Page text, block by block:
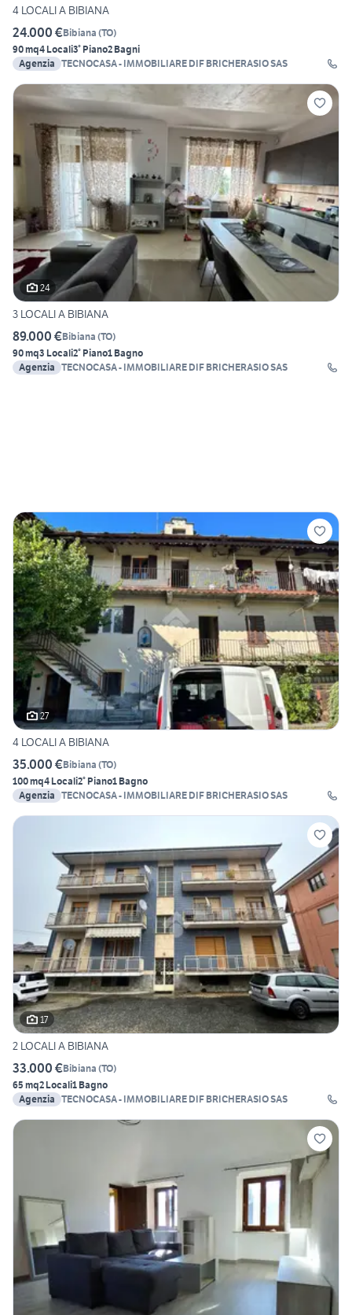
4 LOCALI A BIBIANA
24.000 €Bibiana (TO)
90 mq4 Locali3° Piano2 Bagni
Agenzia TECNOCASA - IMMOBILIARE DIF BRICHERASIO SAS
24
3 LOCALI A BIBIANA
89.000 €Bibiana (TO)
90 mq3 Locali2° Piano1 Bagno
Agenzia TECNOCASA - IMMOBILIARE DIF BRICHERASIO SAS
27
4 LOCALI A BIBIANA
35.000 €Bibiana (TO)
100 mq4 Locali2° Piano1 Bagno
Agenzia TECNOCASA - IMMOBILIARE DIF BRICHERASIO SAS
17
2 LOCALI A BIBIANA
33.000 €Bibiana (TO)
65 mq2 Locali1 Bagno
Agenzia TECNOCASA - IMMOBILIARE DIF BRICHERASIO SAS